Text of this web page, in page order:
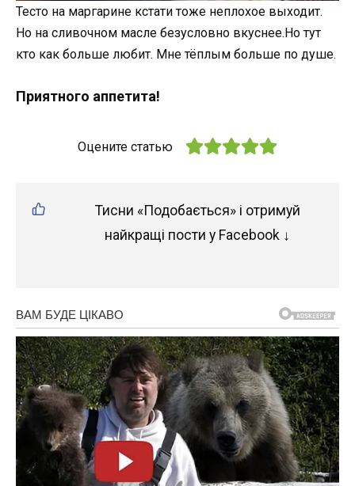
Тесто на маргарине кстати тоже неплохое выходит.
Но на сливочном масле безусловно вкуснее.Но тут
кто как больше любит. Мне тёплым больше по душе.
Приятного аппетита!
Оцените статью
Тисни «Подобається» і отримуй
найкращі пости у Facebook ↓